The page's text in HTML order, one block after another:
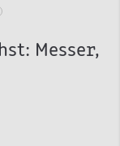
Messer,